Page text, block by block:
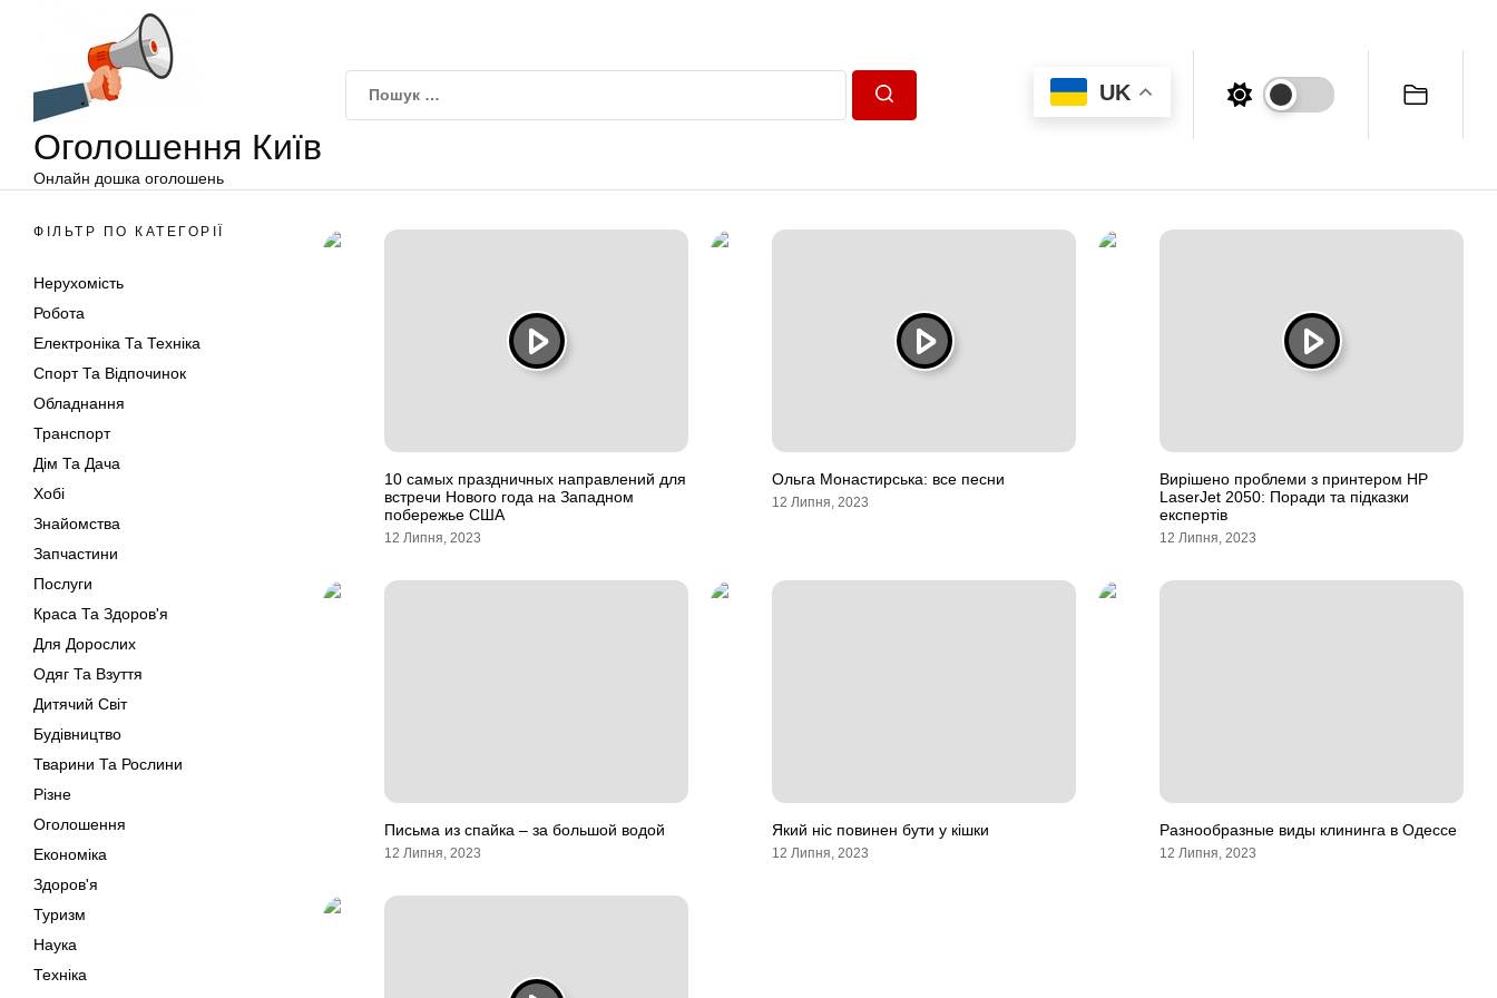
Оголошення Київ
Онлайн дошка оголошень
UK
ФІЛЬТР ПО КАТЕГОРІЇ
Нерухомість
Робота
Електроніка Та Техніка
Спорт Та Відпочинок
Обладнання
Транспорт
Дім Та Дача
Хобі
Знайомства
Запчастини
Послуги
Краса Та Здоров'я
Для Дорослих
Одяг Та Взуття
Дитячий Світ
Будівництво
Тварини Та Рослини
Різне
Оголошення
Економіка
Здоров'я
Туризм
Наука
Техніка
10 самых праздничных направлений для
встречи Нового года на Западном
побережье США
12 Липня, 2023
Ольга Монастирська: все песни
12 Липня, 2023
Вирішено проблеми з принтером HP
LaserJet 2050: Поради та підказки
експертів
12 Липня, 2023
Письма из спайка – за большой водой
12 Липня, 2023
Який ніс повинен бути у кішки
12 Липня, 2023
Разнообразные виды клининга в Одессе
12 Липня, 2023